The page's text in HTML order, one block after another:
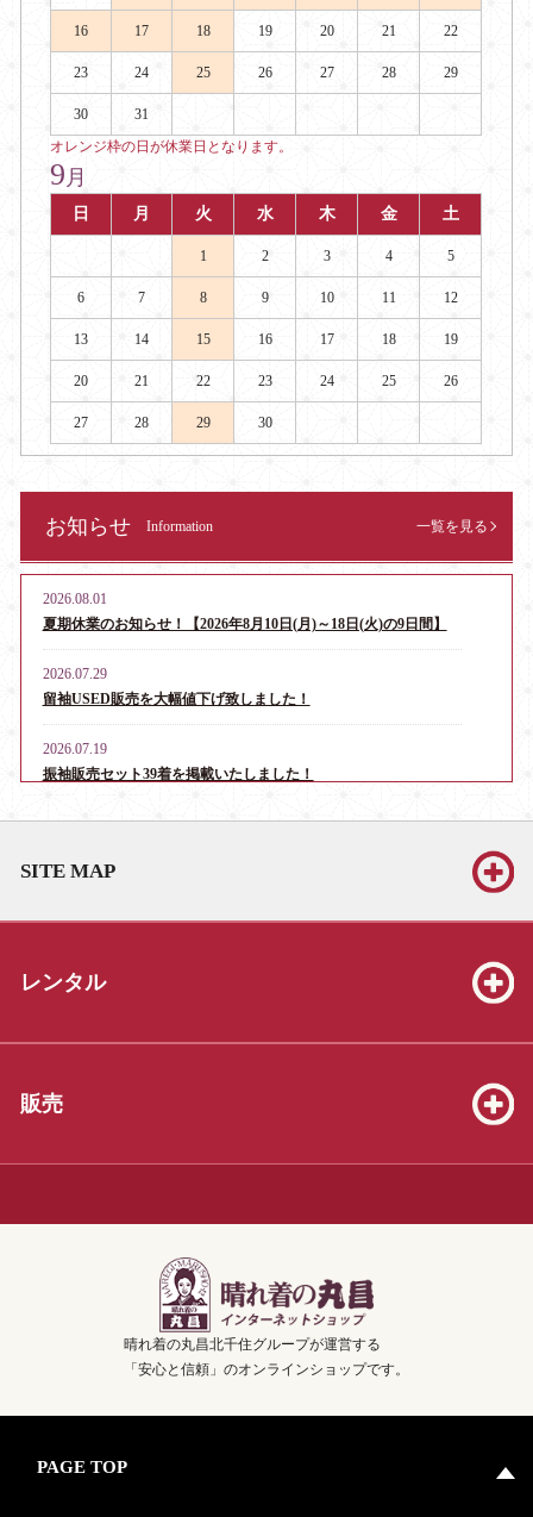
16 17 18 19 20 21 22
23 24 25 26 27 28 29
30
31
オレンジ枠の日が休業日となります。
9 月
日 月 火 水 木 金 土
1 2 3 4 5
6 7 8 9 10 11 12
13 14 15 16 17 18 19
20 21 22 23 24 25 26
27 28 29 30
お知らせ Information 一覧を見る
2026.08.01
夏期休業のお知らせ！【2026年8月10日(月)～18日(火)の9日間】
2026.07.29
留袖USED販売を大幅値下げ致しました！
2026.07.19
振袖販売セット39着を掲載いたしました！
2026.06.13
した！
2026.06.13
した！
2026.05.23
年末年始休業のお知らせ！【2025年12月28日(日)～2026年1月3日
卒業袴販売セット50着を掲載いたしました！
SITE MAP
レンタル
販売
晴れ着の丸昌北千住グループが運営する
「安心と信頼」のオンラインショップです。
PAGE TOP